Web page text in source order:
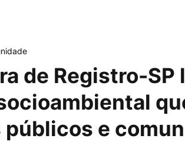
de Registro-SP
e